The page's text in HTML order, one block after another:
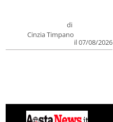
di
Cinzia Timpano
il 07/08/2026